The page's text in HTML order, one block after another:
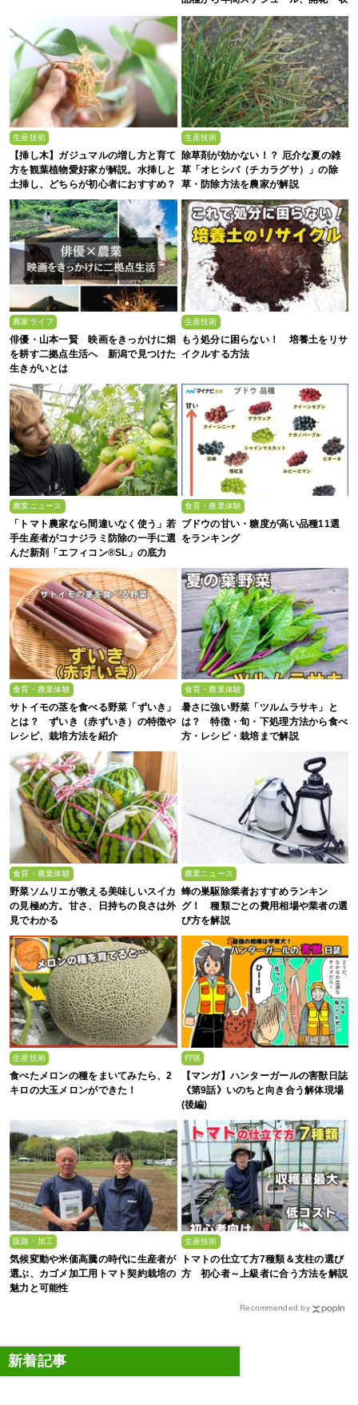
生産技術
【挿し木】ガジュマルの増し方と育て
方を観葉植物愛好家が解説。水挿しと
土挿し、どちらが初心者におすすめ？
生産技術
除草剤が効かない！？ 厄介な夏の雑
草「オヒシバ（チカラグサ）」の除
草・防除方法を農家が解説
農家ライフ
俳優・山本一賢 映画をきっかけに畑
を耕す二拠点生活へ 新潟で見つけた
生きがいとは
生産技術
もう処分に困らない！ 培養土をリサ
イクルする方法
農業ニュース
「トマト農家なら間違いなく使う」若
手生産者がコナジラミ防除の一手に選
んだ新剤「エフィコン®SL」の底力
食育・農業体験
ブドウの甘い・糖度が高い品種11選
をランキング
食育・農業体験
サトイモの茎を食べる野菜「ずいき」
とは？ ずいき（赤ずいき）の特徴や
レシピ、栽培方法を紹介
食育・農業体験
暑さに強い野菜「ツルムラサキ」と
は？ 特徴・旬・下処理方法から食べ
方・レシピ・栽培まで解説
食育・農業体験
野菜ソムリエが教える美味しいスイカ
の見極め方。甘さ、日持ちの良さは外
見でわかる
農業ニュース
蜂の巣駆除業者おすすめランキン
グ！ 種類ごとの費用相場や業者の選
び方を解説
生産技術
食べたメロンの種をまいてみたら、2
キロの大玉メロンができた！
狩猟
【マンガ】ハンターガールの害獣日誌
《第9話》いのちと向き合う解体現場
(後編)
販路・加工
気候変動や米価高騰の時代に生産者が
選ぶ、カゴメ加工用トマト契約栽培の
魅力と可能性
生産技術
トマトの仕立て方7種類＆支柱の選び
方 初心者～上級者に合う方法を解説
Recommended by
新着記事